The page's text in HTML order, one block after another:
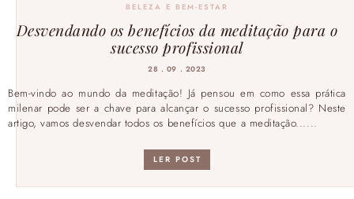
BELEZA E BEM-ESTAR
Desvendando os benefícios da meditação para o
sucesso profissional
28 . 09 . 2023
Bem-vindo ao mundo da meditação! Já pensou em como essa prática
milenar pode ser a chave para alcançar o sucesso profissional? Neste
artigo, vamos desvendar todos os benefícios que a meditação......
LER POST